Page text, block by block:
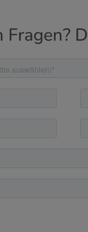
Fragen?